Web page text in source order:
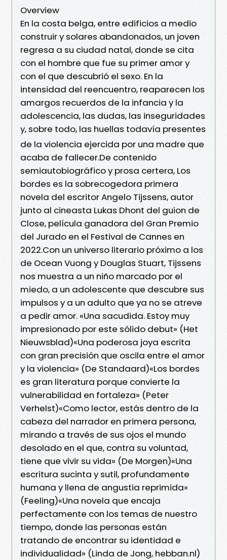
Overview
En la costa belga, entre edificios a medio
construir y solares abandonados, un joven
regresa a su ciudad natal, donde se cita
con el hombre que fue su primer amor y
con el que descubrió el sexo. En la
intensidad del reencuentro, reaparecen los
amargos recuerdos de la infancia y la
adolescencia, las dudas, las inseguridades
y, sobre todo, las huellas todavía presentes
de la violencia ejercida por una madre que
acaba de fallecer.De contenido
semiautobiográfico y prosa certera, Los
bordes es la sobrecogedora primera
novela del escritor Angelo Tijssens, autor
junto al cineasta Lukas Dhont del guion de
Close, película ganadora del Gran Premio
del Jurado en el Festival de Cannes en
2022.Con un universo literario próximo a los
de Ocean Vuong y Douglas Stuart, Tijssens
nos muestra a un niño marcado por el
miedo, a un adolescente que descubre sus
impulsos y a un adulto que ya no se atreve
a pedir amor. «Una sacudida. Estoy muy
impresionado por este sólido debut» (Het
Nieuwsblad)«Una poderosa joya escrita
con gran precisión que oscila entre el amor
y la violencia» (De Standaard)«Los bordes
es gran literatura porque convierte la
vulnerabilidad en fortaleza» (Peter
Verhelst)«Como lector, estás dentro de la
cabeza del narrador en primera persona,
mirando a través de sus ojos el mundo
desolado en el que, contra su voluntad,
tiene que vivir su vida» (De Morgen)«Una
escritura sucinta y sutil, profundamente
humana y llena de angustia reprimida»
(Feeling)«Una novela que encaja
perfectamente con los temas de nuestro
tiempo, donde las personas están
tratando de encontrar su identidad e
individualidad» (Linda de Jong, hebban.nl)